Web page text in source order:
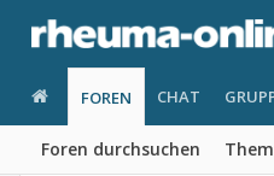
FOREN
Foren durchsuchen
CHAT